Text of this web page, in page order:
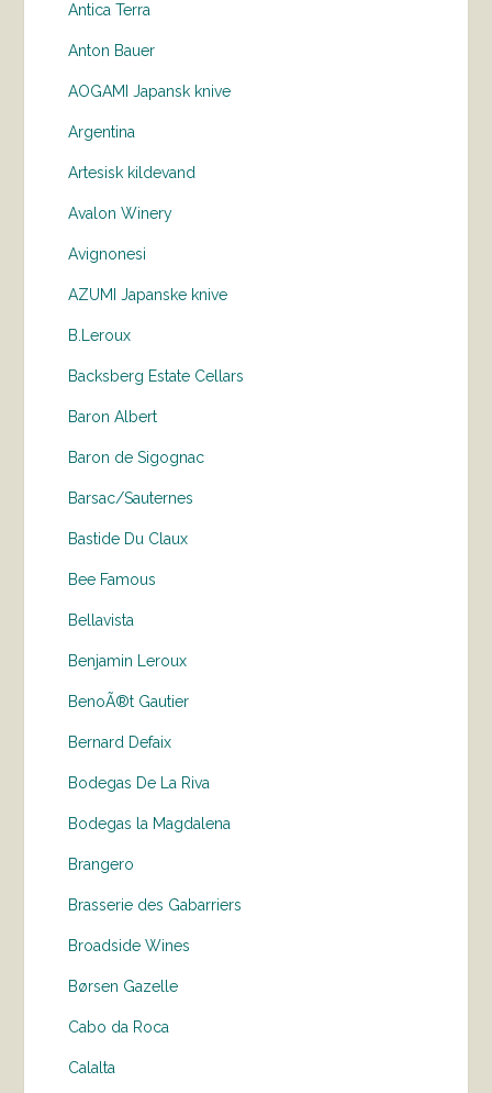
Antica Terra
Anton Bauer
AOGAMI Japansk knive
Argentina
Artesisk kildevand
Avalon Winery
Avignonesi
AZUMI Japanske knive
B.Leroux
Backsberg Estate Cellars
Baron Albert
Baron de Sigognac
Barsac/Sauternes
Bastide Du Claux
Bee Famous
Bellavista
Benjamin Leroux
BenoÃ®t Gautier
Bernard Defaix
Bodegas De La Riva
Bodegas la Magdalena
Brangero
Brasserie des Gabarriers
Broadside Wines
Børsen Gazelle
Cabo da Roca
Calalta